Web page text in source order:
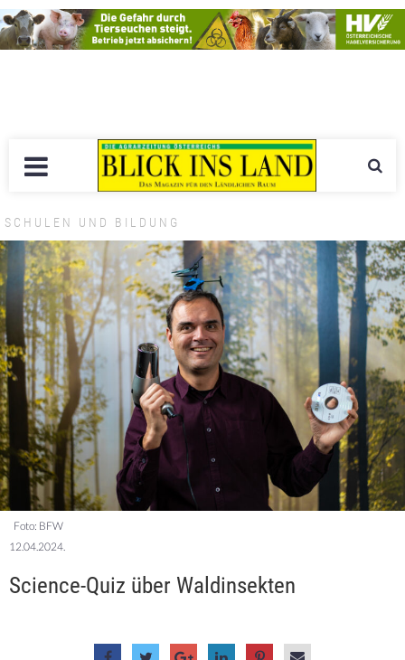
SCHULEN UND BILDUNG
Foto: BFW
12.04.2024.
Science-Quiz über Waldinsekten